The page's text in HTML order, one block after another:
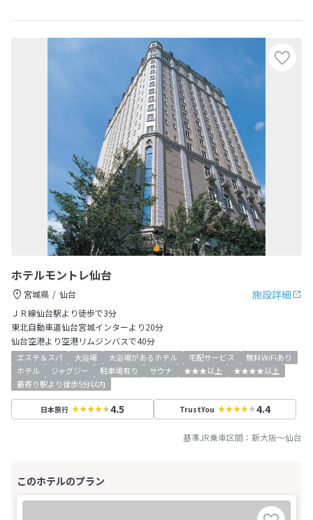
ホテルモントレ仙台
施設詳細
宮城県
仙台
ＪＲ線仙台駅より徒歩で3分
東北自動車道仙台宮城インターより20分
仙台空港より空港リムジンバスで40分
エステ＆スパ 大浴場 大浴場があるホテル 宅配サービス
無料WiFiあり
ホテル
ジャグジー 駐車場有り サウナ ★★★以上
★★★★以上
最寄り駅より徒歩5分以内
日本旅行 4.5 TrustYou 4.4
基準JR乗車区間： 新大阪～仙台